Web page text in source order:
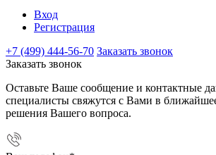
Вход
Регистрация
+7 (499) 444-56-70 Заказать звонок
Заказать звонок
Оставьте Ваше сообщение и контактные
специалисты свяжутся с Вами в
решения Вашего вопроса.